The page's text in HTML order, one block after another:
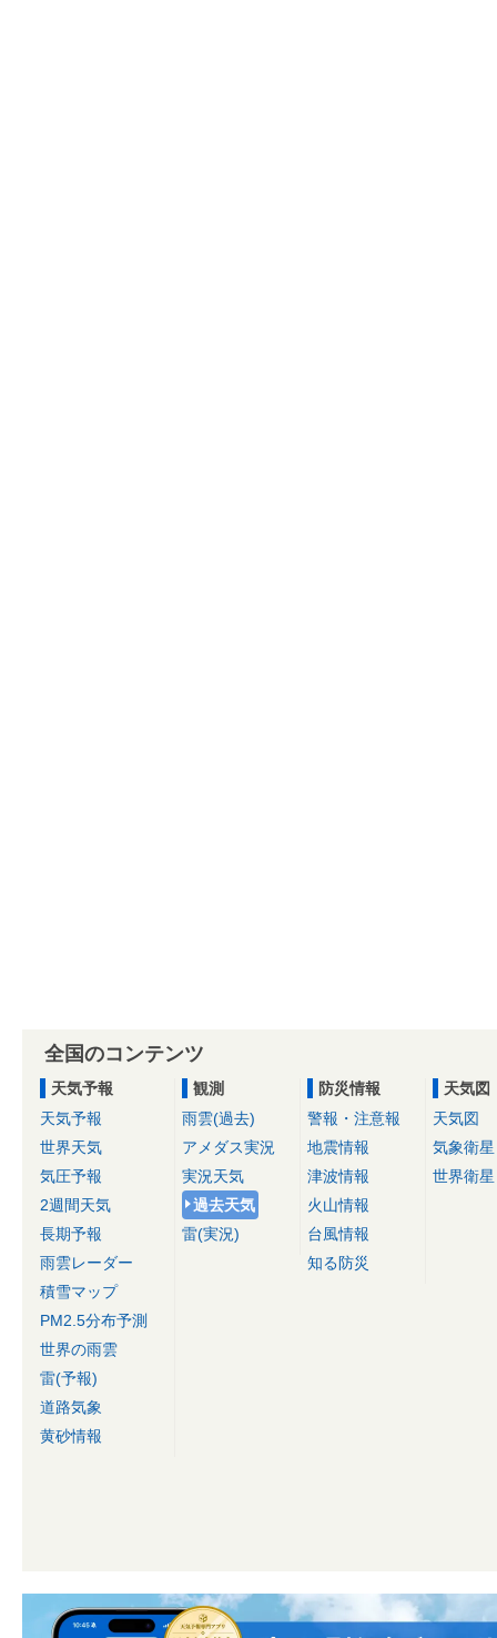
全国のコンテンツ
天気予報
天気予報
世界天気
気圧予報
2週間天気
長期予報
雨雲レーダー
積雪マップ
PM2.5分布予測
世界の雨雲
雷(予報)
道路気象
黄砂情報
観測
雨雲(過去)
アメダス実況
実況天気
過去天気
雷(実況)
防災情報
警報・注意報
地震情報
津波情報
火山情報
台風情報
知る防災
天気図
天気図
気象衛星
世界衛星